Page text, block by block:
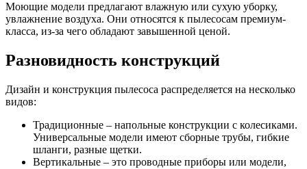
Моющие модели предлагают влажную или сухую уборку,
увлажнение воздуха. Они относятся к пылесосам премиум-
класса, из-за чего обладают завышенной ценой.
Разновидность конструкций
Дизайн и конструкция пылесоса распределяется на несколько
видов:
Традиционные – напольные конструкции с колесиками.
Универсальные модели имеют сборные трубы, гибкие
шланги, разные щетки.
Вертикальные – это проводные приборы или модели,